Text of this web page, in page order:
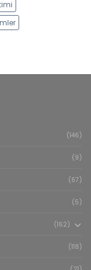
(146)
(9)
(67)
(5)
(162)
(118)